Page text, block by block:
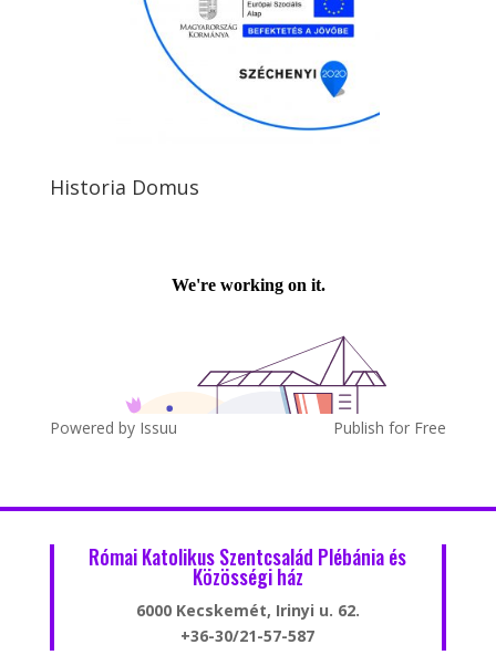
Historia Domus
Powered by Issuu Publish for Free
Római Katolikus Szentcsalád Plébánia és
Közösségi ház
6000 Kecskemét, Irinyi u. 62.
+36-30/21-57-587